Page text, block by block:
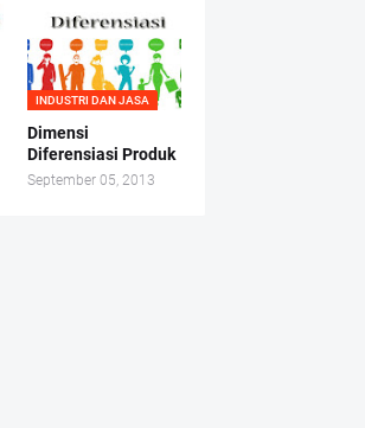
INDUSTRI DAN JASA
Dimensi
Diferensiasi Produk
September 05, 2013